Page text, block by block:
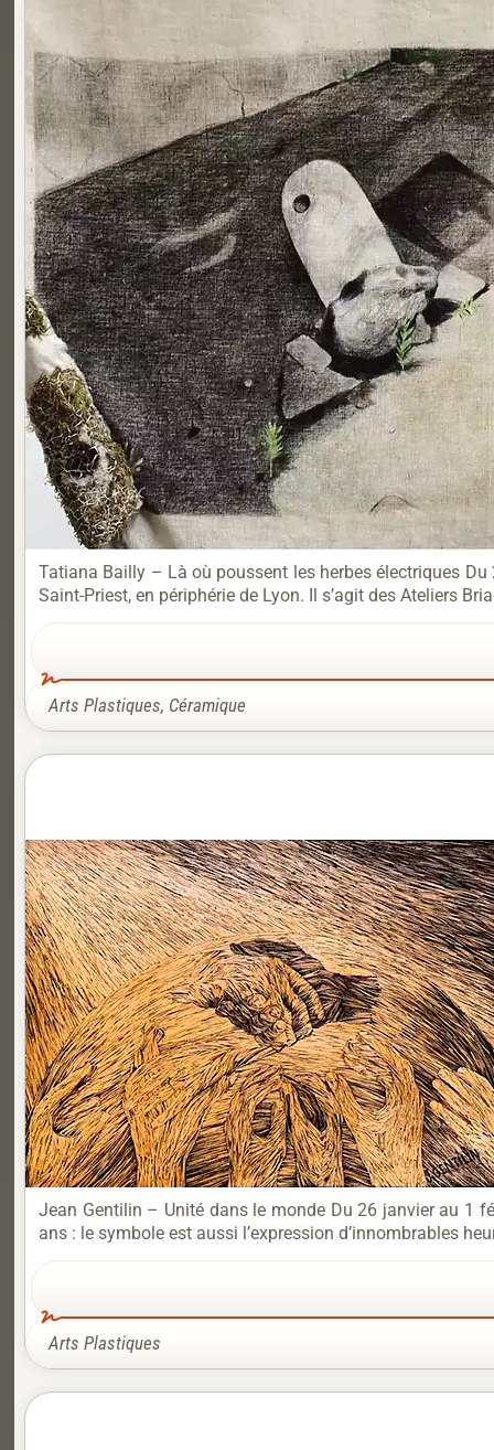
Tatiana Bailly – Là où poussent les herbes électriques
Saint-Priest, en périphérie de Lyon. Il s’agit des Ateliers
Arts Plastiques, Céramique
Jean Gentilin – Unité dans le monde Du 26 janvier au 1
ans : le symbole est aussi l’expression d’innombrables
Arts Plastiques